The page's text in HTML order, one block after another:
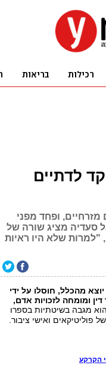
לדתיים
מזרחיים, ופחד מפני
סעדיה מציג שורה של
"למרות שלא היו ראיות
מהכלל, חוסלו על ידי
ומומחה לזכויות אדם,
מגבה בשיטתיות בספרו
פוליטיקאים ואישי ציבור.
הקרקע